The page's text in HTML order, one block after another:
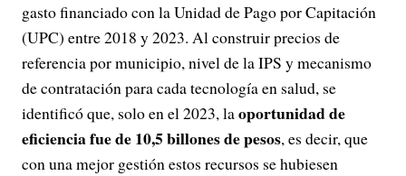
gasto financiado con la Unidad de Pago por Capitación
(UPC) entre 2018 y 2023. Al construir precios de
referencia por municipio, nivel de la IPS y mecanismo
de contratación para cada tecnología en salud, se
identificó que, solo en el 2023, laoportunidad de
eficiencia fue de 10,5 billones de pesos, es decir, que
con una mejor gestión estos recursos se hubiesen